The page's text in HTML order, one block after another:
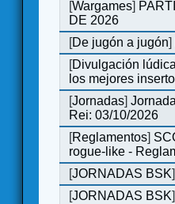
[Wargames]
DE 2026
[De jugón a jugón]
[Divulgación
los mejores
[Jornadas]
Rei: 03/10/2026
[Reglamentos]
rogue-like -
[JORNADAS BSK
[JORNADAS BSK